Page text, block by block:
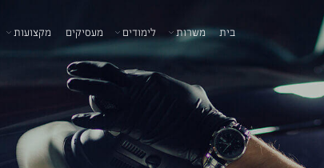
בית משרות לימודים מעסיקים מקצועות